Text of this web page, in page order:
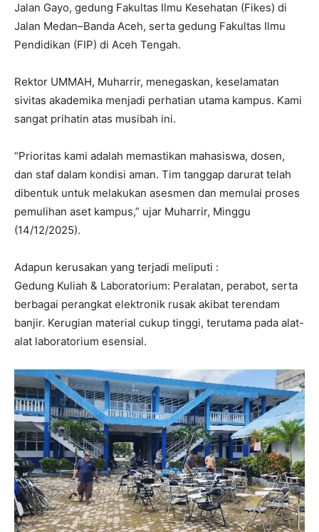
Jalan Gayo, gedung Fakultas Ilmu Kesehatan (Fikes) di
Jalan Medan–Banda Aceh, serta gedung Fakultas Ilmu
Pendidikan (FIP) di Aceh Tengah.
Rektor UMMAH, Muharrir, menegaskan, keselamatan
sivitas akademika menjadi perhatian utama kampus. Kami
sangat prihatin atas musibah ini.
“Prioritas kami adalah memastikan mahasiswa, dosen,
dan staf dalam kondisi aman. Tim tanggap darurat telah
dibentuk untuk melakukan asesmen dan memulai proses
pemulihan aset kampus,” ujar Muharrir, Minggu
(14/12/2025).
Adapun kerusakan yang terjadi meliputi :
Gedung Kuliah & Laboratorium: Peralatan, perabot, serta
berbagai perangkat elektronik rusak akibat terendam
banjir. Kerugian material cukup tinggi, terutama pada alat-
alat laboratorium esensial.